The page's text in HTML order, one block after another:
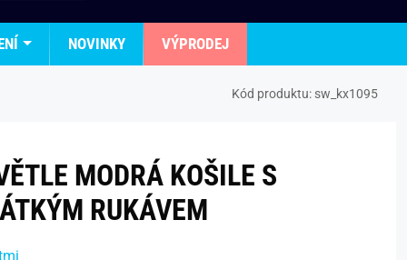
NOVINKY VÝPRODEJ
Kód produktu: sw_kx1095
MODRÁ KOŠILE S
RUKÁVEM